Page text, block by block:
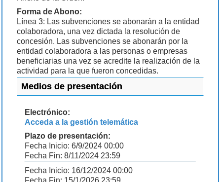
Forma de Abono:
Línea 3: Las subvenciones se abonarán a la entidad
colaboradora, una vez dictada la resolución de
concesión. Las subvenciones se abonarán por la
entidad colaboradora a las personas o empresas
beneficiarias una vez se acredite la realización de la
actividad para la que fueron concedidas.
Medios de presentación
Electrónico:
Acceda a la gestión telemática
Plazo de presentación:
Fecha Inicio: 6/9/2024 00:00
Fecha Fin: 8/11/2024 23:59
Fecha Inicio: 16/12/2024 00:00